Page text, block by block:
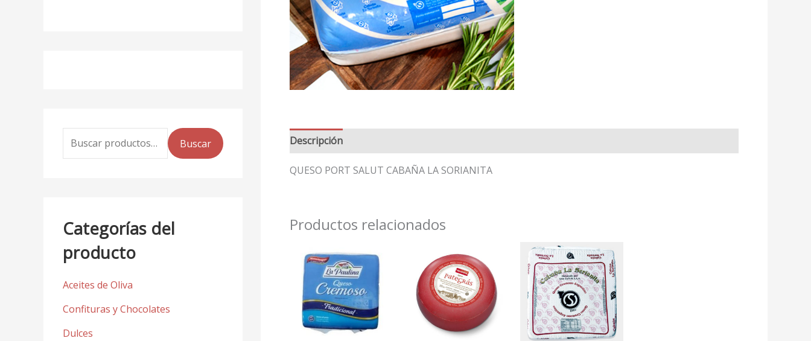
Buscar
Categorías del
producto
Aceites de Oliva
Confituras y Chocolates
Dulces
Descripción
QUESO PORT SALUT CABAÑA LA SORIANITA
Productos relacionados